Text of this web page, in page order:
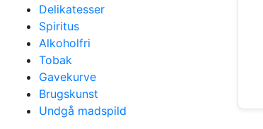
Delikatesser
Spiritus
Alkoholfri
Tobak
Gavekurve
Brugskunst
Undgå madspild